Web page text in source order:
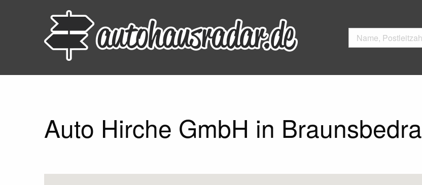
Auto Hirche GmbH in Braunsbedra